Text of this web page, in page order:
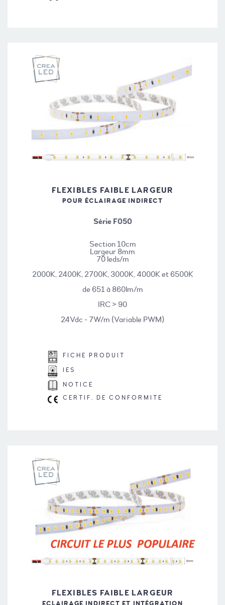
FLEXIBLES FAIBLE LARGEUR
POUR ÉCLAIRAGE INDIRECT
Série F050
Section 10cm
Largeur 8mm
70 leds/m
2000K, 2400K, 2700K, 3000K, 4000K et 6500K
de 651 à 860lm/m
IRC > 90
24Vdc - 7W/m (Variable PWM)
FICHE PRODUIT
IES
NOTICE
CERTIF. DE CONFORMITE
FLEXIBLES FAIBLE LARGEUR